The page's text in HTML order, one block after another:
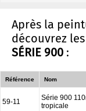
Après la
découvrez
SÉRIE 900 :
Référence Nom
59-11
Série 900
tropicale